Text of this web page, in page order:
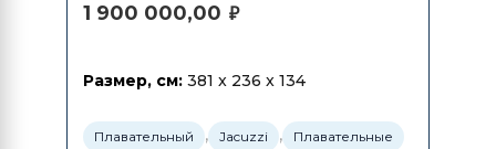
1 900 000,00 ₽
Размер, см: 381 x 236 x 134
Плавательный , Jacuzzi , Плавательные